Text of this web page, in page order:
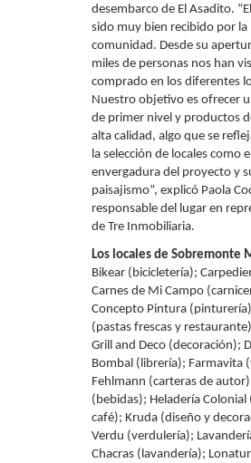
desembarco de El Asadito.
sido muy bien recibido por la
comunidad. Desde su
miles de personas nos han
comprado en los diferentes
Nuestro objetivo es ofrecer
de primer nivel y productos
alta calidad, algo que se
la selección de locales como
envergadura del proyecto y
paisajismo”, explicó Paola
responsable del lugar en
de Tre Inmobiliaria.
Los locales de Sobremonte
Bikear (bicicletería);
Carnes de Mi Campo
Concepto Pintura
(pastas frescas y
Grill and Deco (decoración);
Bombal (librería); Farmavita
Fehlmann (carteras de
(bebidas); Heladería Colonial
café); Kruda (diseño y
Verdu (verdulería);
Chacras (lavandería);